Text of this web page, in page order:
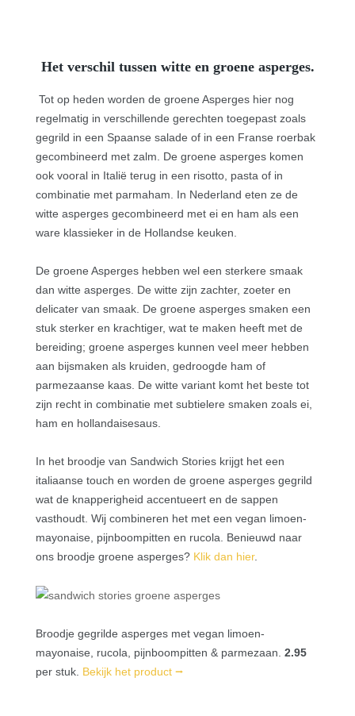
Het verschil tussen witte en groene asperges.
Tot op heden worden de groene Asperges hier nog
regelmatig in verschillende gerechten toegepast zoals
gegrild in een Spaanse salade of in een Franse roerbak
gecombineerd met zalm. De groene asperges komen
ook vooral in Italië terug in een risotto, pasta of in
combinatie met parmaham . In Nederland eten ze de
witte asperges gecombineerd met ei en ham als een
ware klassieker in de Hollandse keuken.
De groene Asperges hebben wel een sterkere smaak
dan witte asperges. De witte zijn zachter, zoeter en
delicater van smaak. De groene asperges smaken een
stuk sterker en krachtiger, wat te maken heeft met de
bereiding; groene asperges kunnen veel meer hebben
aan bijsmaken als kruiden, gedroogde ham of
parmezaanse kaas. De witte variant komt het beste tot
zijn recht in combinatie met subtielere smaken zoals ei,
ham en hollandaisesaus.
In het broodje van Sandwich Stories krijgt het een
italiaanse touch en worden de groene asperges gegrild
wat de knapperigheid accentueert en de sappen
vasthoudt. Wij combineren het met een vegan limoen-
mayonaise, pijnboompitten en rucola. Benieuwd naar
ons broodje groene asperges? Klik dan hier.
Broodje gegrilde asperges met vegan limoen-
mayonaise, rucola, pijnboompitten & parmezaan. 2.95
per stuk. Bekijk het product ⭢